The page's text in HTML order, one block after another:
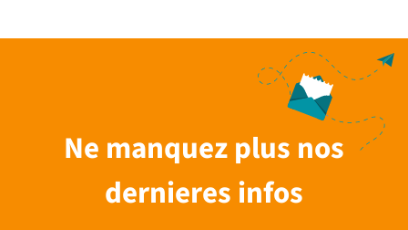
Ne manquez plus nos
dernieres infos